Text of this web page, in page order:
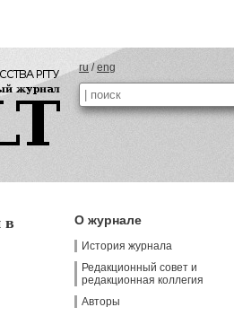
ru/ eng
в
О журнале
История журнала
Редакционный совет и
редакционная коллегия
Авторы